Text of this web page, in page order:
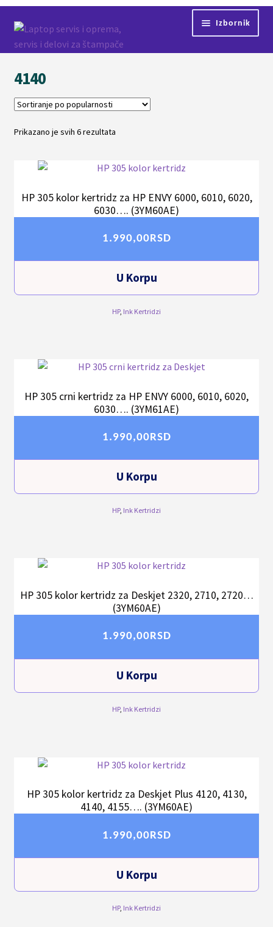
na
navigaciju
na
sadržaj
Izbornik
Početna
Servis
4140
Prikazano je svih 6 rezultataSortirano
HP 305 kolor kertridz za HP ENVY 6000, 6010, 6020,
6030…. (3YM60AE)
1.990,00RSD
U Korpu
HP, Ink Kertridzi
HP 305 crni kertridz za HP ENVY 6000, 6010, 6020,
6030…. (3YM61AE)
1.990,00RSD
U Korpu
HP, Ink Kertridzi
HP 305 kolor kertridz za Deskjet 2320, 2710, 2720…
(3YM60AE)
1.990,00RSD
U Korpu
HP, Ink Kertridzi
HP 305 kolor kertridz za Deskjet Plus 4120, 4130,
4140, 4155…. (3YM60AE)
1.990,00RSD
U Korpu
HP, Ink Kertridzi